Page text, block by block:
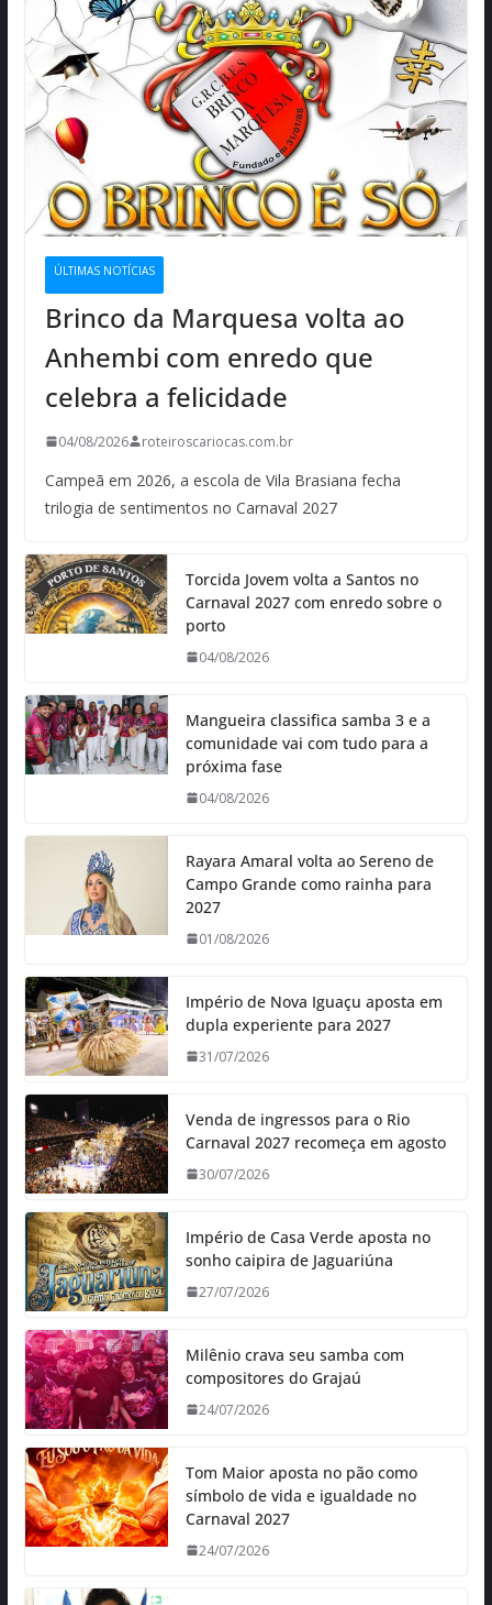
ÚLTIMAS NOTÍCIAS
Brinco da Marquesa volta ao
Anhembi com enredo que
celebra a felicidade
04/08/2026 roteiroscariocas.com.br
Campeã em 2026, a escola de Vila Brasiana fecha
trilogia de sentimentos no Carnaval 2027
Torcida Jovem volta a Santos no
Carnaval 2027 com enredo sobre o
porto
04/08/2026
Mangueira classifica samba 3 e a
comunidade vai com tudo para a
próxima fase
04/08/2026
Rayara Amaral volta ao Sereno de
Campo Grande como rainha para
2027
01/08/2026
Império de Nova Iguaçu aposta em
dupla experiente para 2027
31/07/2026
Venda de ingressos para o Rio
Carnaval 2027 recomeça em agosto
30/07/2026
Império de Casa Verde aposta no
sonho caipira de Jaguariúna
27/07/2026
Milênio crava seu samba com
compositores do Grajaú
24/07/2026
Tom Maior aposta no pão como
símbolo de vida e igualdade no
Carnaval 2027
24/07/2026